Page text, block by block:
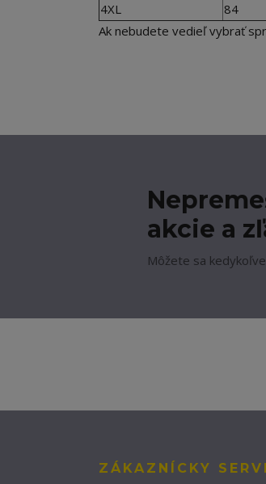
4XL
84
Ak nebudete vedieľ vybrať
akcie a
Môžete sa
ZÁKAZNÍCKY